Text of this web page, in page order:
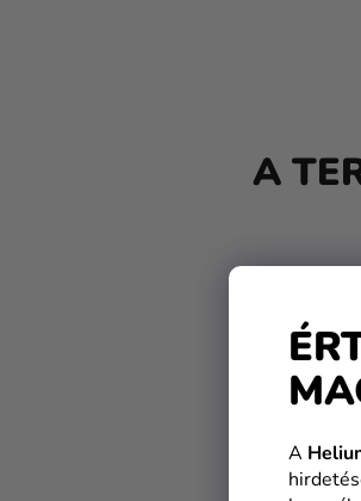
A
A